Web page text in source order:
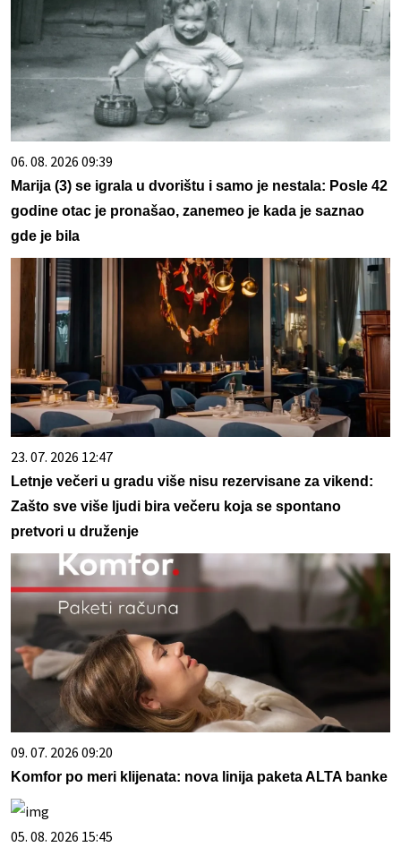
06. 08. 2026 09:39
Marija (3) se igrala u dvorištu i samo je nestala: Posle 42
godine otac je pronašao, zanemeo je kada je saznao
gde je bila
23. 07. 2026 12:47
Letnje večeri u gradu više nisu rezervisane za vikend:
Zašto sve više ljudi bira večeru koja se spontano
pretvori u druženje
09. 07. 2026 09:20
Komfor po meri klijenata: nova linija paketa ALTA banke
05. 08. 2026 15:45